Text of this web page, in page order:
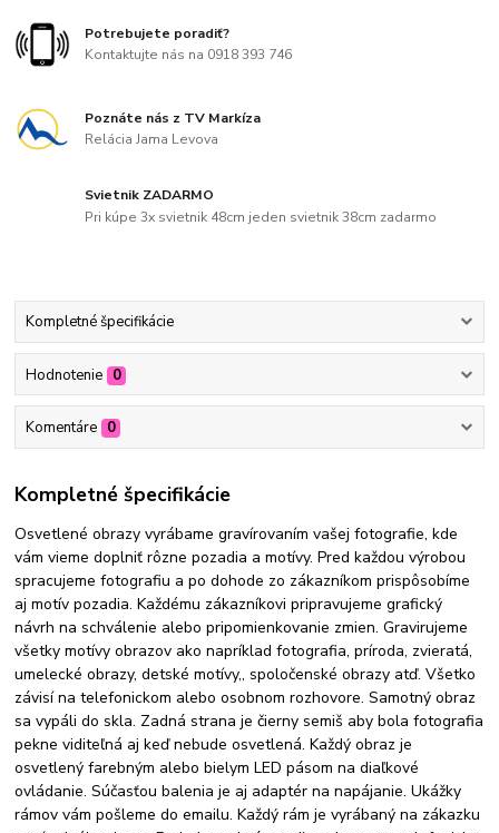
Potrebujete poradiť?
Kontaktujte nás na 0918 393 746
Poznáte nás z TV Markíza
Relácia Jama Levova
Svietnik ZADARMO
Pri kúpe 3x svietnik 48cm jeden svietnik 38cm zadarmo
Kompletné špecifikácie
Hodnotenie 0
Komentáre 0
Kompletné špecifikácie
Osvetlené obrazy vyrábame gravírovaním vašej fotografie, kde
vám vieme doplniť rôzne pozadia a motívy. Pred každou výrobou
spracujeme fotografiu a po dohode zo zákazníkom prispôsobíme
aj motív pozadia. Každému zákazníkovi pripravujeme grafický
návrh na schválenie alebo pripomienkovanie zmien. Gravirujeme
všetky motívy obrazov ako napríklad fotografia, príroda, zvieratá,
umelecké obrazy, detské motívy,, spoločenské obrazy atď. Všetko
závisí na telefonickom alebo osobnom rozhovore. Samotný obraz
sa vypáli do skla. Zadná strana je čierny semiš aby bola fotografia
pekne viditeľná aj keď nebude osvetlená. Každý obraz je
osvetlený farebným alebo bielym LED pásom na diaľkové
ovládanie. Súčasťou balenia je aj adaptér na napájanie. Ukážky
rámov vám pošleme do emailu. Každý rám je vyrábaný na zákazku